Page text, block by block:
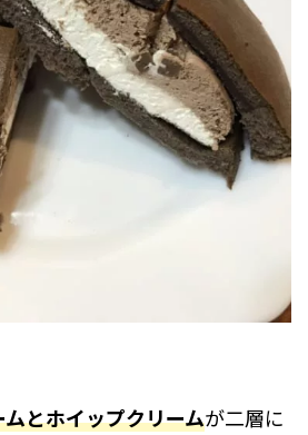
とホイップクリームが二層に